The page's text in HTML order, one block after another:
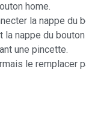
home.
la nappe du
nappe du bouton
une pincette.
le remplacer